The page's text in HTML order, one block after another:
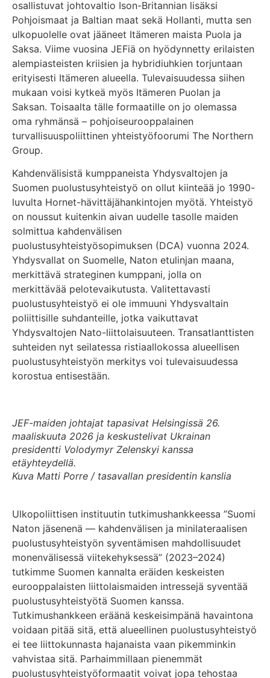
osallistuvat johtovaltio Ison-Britannian lisäksi
Pohjoismaat ja Baltian maat sekä Hollanti, mutta sen
ulkopuolelle ovat jääneet Itämeren maista Puola ja
Saksa. Viime vuosina JEFiä on hyödynnetty erilaisten
alempiasteisten kriisien ja hybridiuhkien torjuntaan
erityisesti Itämeren alueella. Tulevaisuudessa siihen
mukaan voisi kytkeä myös Itämeren Puolan ja
Saksan. Toisaalta tälle formaatille on jo olemassa
oma ryhmänsä – pohjoiseurooppalainen
turvallisuuspoliittinen yhteistyöfoorumi The Northern
Group.
Kahdenvälisistä kumppaneista Yhdysvaltojen ja
Suomen puolustusyhteistyö on ollut kiinteää jo 1990-
luvulta Hornet-hävittäjähankintojen myötä. Yhteistyö
on noussut kuitenkin aivan uudelle tasolle maiden
solmittua kahdenvälisen
puolustusyhteistyösopimuksen (DCA) vuonna 2024.
Yhdysvallat on Suomelle, Naton etulinjan maana,
merkittävä strateginen kumppani, jolla on
merkittävää pelotevaikutusta. Valitettavasti
puolustusyhteistyö ei ole immuuni Yhdysvaltain
poliittisille suhdanteille, jotka vaikuttavat
Yhdysvaltojen Nato-liittolaisuuteen. Transatlanttisten
suhteiden nyt seilatessa ristiaallokossa alueellisen
puolustusyhteistyön merkitys voi tulevaisuudessa
korostua entisestään.
JEF-maiden johtajat tapasivat Helsingissä 26.
maaliskuuta 2026 ja keskustelivat Ukrainan
presidentti Volodymyr Zelenskyi kanssa
etäyhteydellä.
Kuva Matti Porre / tasavallan presidentin kanslia
Ulkopoliittisen instituutin tutkimushankkeessa ”Suomi
Naton jäsenenä — kahdenvälisen ja minilateraalisen
puolustusyhteistyön syventämisen mahdollisuudet
monenvälisessä viitekehyksessä” (2023–2024)
tutkimme Suomen kannalta eräiden keskeisten
eurooppalaisten liittolaismaiden intressejä syventää
puolustusyhteistyötä Suomen kanssa.
Tutkimushankkeen eräänä keskeisimpänä havaintona
voidaan pitää sitä, että alueellinen puolustusyhteistyö
ei tee liittokunnasta hajanaista vaan pikemminkin
vahvistaa sitä. Parhaimmillaan pienemmät
puolustusyhteistyöformaatit voivat jopa tehostaa